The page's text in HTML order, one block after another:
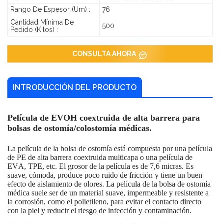
Rango De Espesor (um) :
76
Cantidad Mínima De
Pedido (kilos) :
500
CONSULTA AHORA
INTRODUCCIÓN DEL PRODUCTO
Película de EVOH coextruida de alta barrera para
bolsas de ostomía/colostomía médicas.
La película de la bolsa de ostomía está compuesta por una película
de PE de alta barrera coextruida multicapa o una película de
EVA, TPE, etc. El grosor de la película es de 7,6 micras. Es
suave, cómoda, produce poco ruido de fricción y tiene un buen
efecto de aislamiento de olores. La película de la bolsa de ostomía
médica suele ser de un material suave, impermeable y resistente a
la corrosión, como el polietileno, para evitar el contacto directo
con la piel y reducir el riesgo de infección y contaminación.